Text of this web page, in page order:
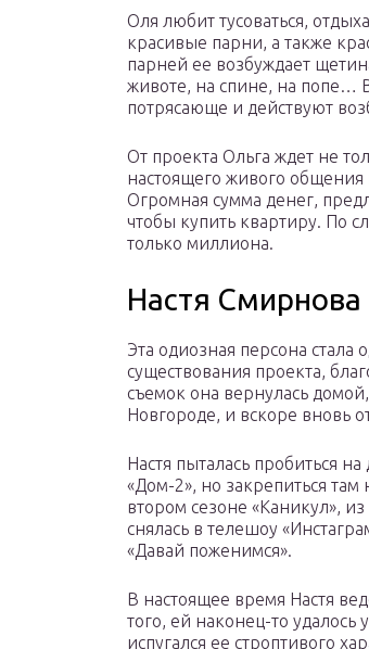
Оля любит тусоваться,
красивые парни, а также
парней ее возбуждает
животе, на спине, на попе…
потрясающе и действуют
От проекта Ольга ждет не
настоящего живого
Огромная сумма денег,
чтобы купить квартиру. По
только миллиона.
Настя Смирнова
Эта одиозная персона стала
существования проекта,
съемок она вернулась
Новгороде, и вскоре вновь
Настя пыталась пробиться
«Дом-2», но закрепиться
втором сезоне «Каникул»,
снялась в телешоу
«Давай поженимся».
В настоящее время Настя
того, ей наконец-то
испугался ее строптивого